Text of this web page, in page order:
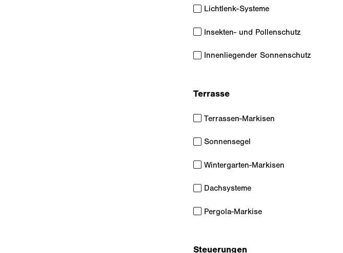
Lichtlenk-Systeme
Insekten- und Pollenschutz
Innenliegender Sonnenschutz
Terrasse
Terrassen-Markisen
Sonnensegel
Wintergarten-Markisen
Dachsysteme
Pergola-Markise
Steuerungen